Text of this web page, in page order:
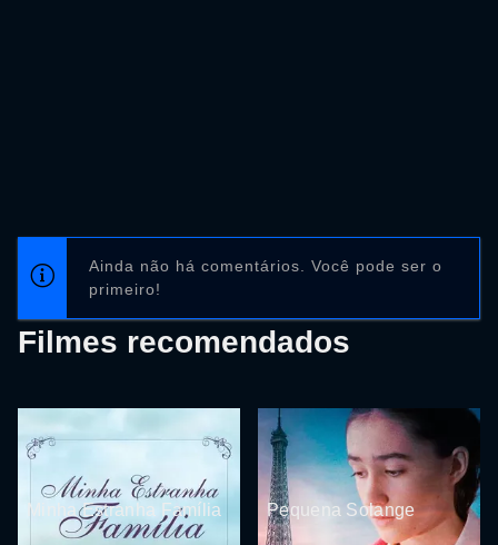
Ainda não há comentários. Você pode ser o
primeiro!
Filmes recomendados
Minha Estranha Família Pequena Solange